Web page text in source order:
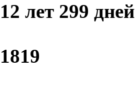
12 лет 299 дней
1819